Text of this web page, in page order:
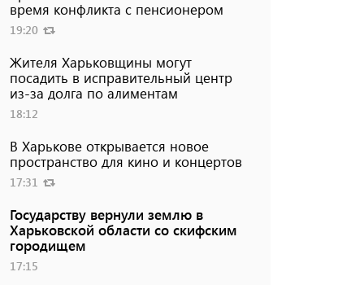
время конфликта с пенсионером
19:20
Жителя Харьковщины могут
посадить в исправительный центр
из-за долга по алиментам
18:12
В Харькове открывается новое
пространство для кино и концертов
17:31
Государству вернули землю в
Харьковской области со скифским
городищем
17:15